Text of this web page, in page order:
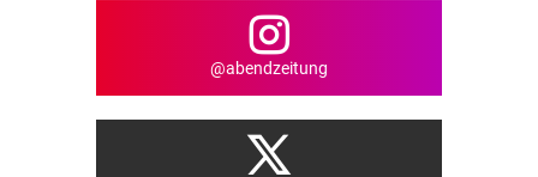
@abendzeitung